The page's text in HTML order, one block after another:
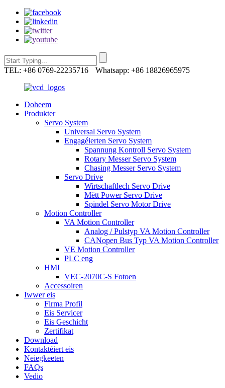
TEL: +86 0769-22235716 Whatsapp: +86 18826965975
Doheem
Produkter
Servo System
Universal Servo System
Engagéierten Servo System
Spannung Kontroll Servo System
Rotary Messer Servo System
Chasing Messer Servo System
Servo Drive
Wirtschaftlech Servo Drive
Mëtt Power Servo Drive
Spindel Servo Motor Drive
Motion Controller
VA Motion Controller
Analog / Pulstyp VA Motion Controller
CANopen Bus Typ VA Motion Controller
VE Motion Controller
PLC eng
HMI
VEC-2070C-S Fotoen
Accessoiren
Iwwer eis
Firma Profil
Eis Servicer
Eis Geschicht
Zertifikat
Download
Kontaktéiert eis
Neiegkeeten
FAQs
Vedio